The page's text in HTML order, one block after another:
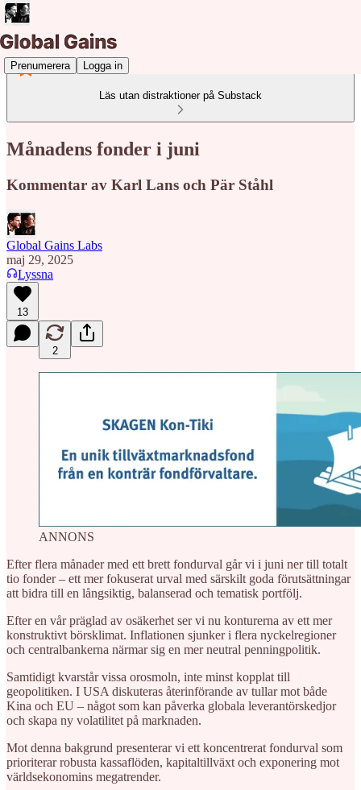
Prenumerera Logga in
Läs utan distraktioner på Substack
Månadens fonder i juni
Kommentar av Karl Lans och Pär Ståhl
Global Gains Labs
maj 29, 2025
Lyssna
13
2
ANNONS
Efter flera månader med ett brett fondurval går vi i juni ner till totalt
tio fonder – ett mer fokuserat urval med särskilt goda förutsättningar
att bidra till en långsiktig, balanserad och tematisk portfölj.
Efter en vår präglad av osäkerhet ser vi nu konturerna av ett mer
konstruktivt börsklimat. Inflationen sjunker i flera nyckelregioner
och centralbankerna närmar sig en mer neutral penningpolitik.
Samtidigt kvarstår vissa orosmoln, inte minst kopplat till
geopolitiken. I USA diskuteras återinförande av tullar mot både
Kina och EU – något som kan påverka globala leverantörskedjor
och skapa ny volatilitet på marknaden.
Mot denna bakgrund presenterar vi ett koncentrerat fondurval som
prioriterar robusta kassaflöden, kapitaltillväxt och exponering mot
världsekonomins megatrender.